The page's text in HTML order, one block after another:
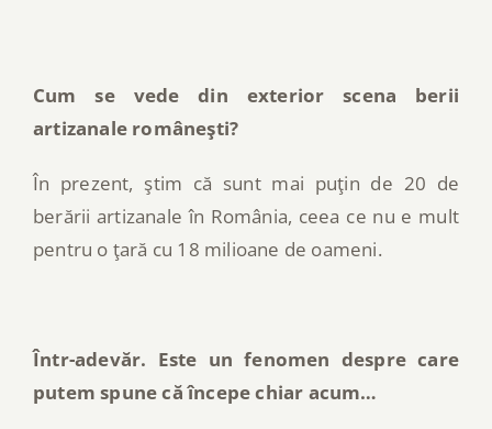
Cum se vede din exterior scena berii
artizanale româneşti?
În prezent, ştim că sunt mai puţin de 20 de
berării artizanale în România, ceea ce nu e mult
pentru o ţară cu 18 milioane de oameni.
Într-adevăr. Este un fenomen despre care
putem spune că începe chiar acum…